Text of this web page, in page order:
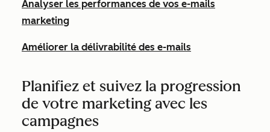
Analyser les performances de vos e-mails
marketing
Améliorer la délivrabilité des e-mails
Planifiez et suivez la progression
de votre marketing avec les
campagnes